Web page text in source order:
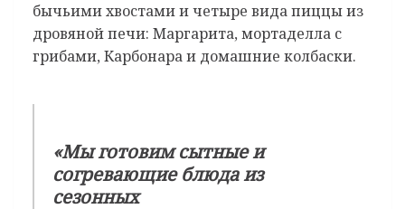
бычьими хвостами и четыре вида пиццы из
дровяной печи: Маргарита, мортаделла с
грибами, Карбонара и домашние колбаски.
«Мы готовим сытные и
согревающие блюда из
сезонных